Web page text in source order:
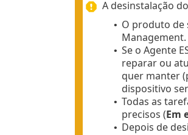
A desinstalação
• O produto de
Management.
• Se o Agente
reparar ou
quer manter
dispositivo
• Todas as
precisos (Em
• Depois de